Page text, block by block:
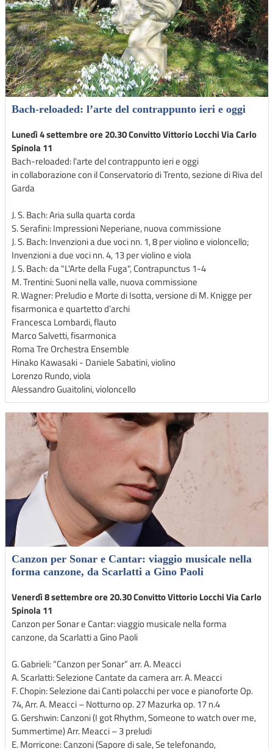
Bach-reloaded: l’arte del contrappunto ieri e oggi
Lunedì 4 settembre ore 20.30 Convitto Vittorio Locchi Via Carlo
Spinola 11
Bach-reloaded: l’arte del contrappunto ieri e oggi
in collaborazione con il Conservatorio di Trento, sezione di Riva del
Garda
J. S. Bach: Aria sulla quarta corda
S. Serafini: Impressioni Neperiane, nuova commissione
J. S. Bach: Invenzioni a due voci nn. 1, 8 per violino e violoncello;
Invenzioni a due voci nn. 4, 13 per violino e viola
J. S. Bach: da "L'Arte della Fuga", Contrapunctus 1-4
M. Trentini: Suoni nella valle, nuova commissione
R. Wagner: Preludio e Morte di Isotta, versione di M. Knigge per
fisarmonica e quartetto d’archi
Francesca Lombardi, flauto
Marco Salvetti, fisarmonica
Roma Tre Orchestra Ensemble
Hinako Kawasaki - Daniele Sabatini, violino
Lorenzo Rundo, viola
Alessandro Guaitolini, violoncello
Canzon per Sonar e Cantar: viaggio musicale nella
forma canzone, da Scarlatti a Gino Paoli
Venerdì 8 settembre ore 20.30 Convitto Vittorio Locchi Via Carlo
Spinola 11
Canzon per Sonar e Cantar: viaggio musicale nella forma
canzone, da Scarlatti a Gino Paoli
G. Gabrieli: “Canzon per Sonar” arr. A. Meacci
A. Scarlatti: Selezione Cantate da camera arr. A. Meacci
F. Chopin: Selezione dai Canti polacchi per voce e pianoforte Op.
74, Arr. A. Meacci – Notturno op. 27 Mazurka op. 17 n.4
G. Gershwin: Canzoni (I got Rhythm, Someone to watch over me,
Summertime) Arr. Meacci – 3 preludi
E. Morricone: Canzoni (Sapore di sale, Se telefonando,